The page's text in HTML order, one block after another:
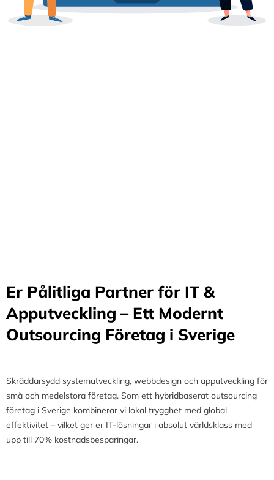
Er Pålitliga Partner för IT &
Apputveckling – Ett Modernt
Outsourcing Företag i Sverige
Skräddarsydd systemutveckling, webbdesign och apputveckling för
små och medelstora företag. Som ett hybridbaserat outsourcing
företag i Sverige kombinerar vi lokal trygghet med global
effektivitet – vilket ger er IT-lösningar i absolut världsklass med
upp till 70% kostnadsbesparingar.